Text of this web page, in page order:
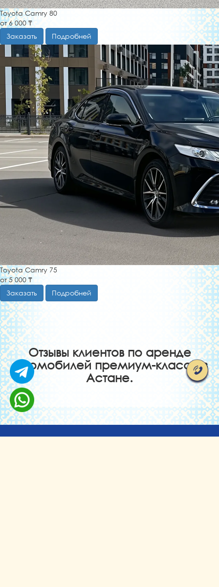
Toyota Camry 80
от 6 000 ₸
Заказать
Подробней
Toyota Camry 75
от 5 000 ₸
Заказать
Подробней
Отзывы клиентов по аренде
автомобилей премиум-класса в
Астане.